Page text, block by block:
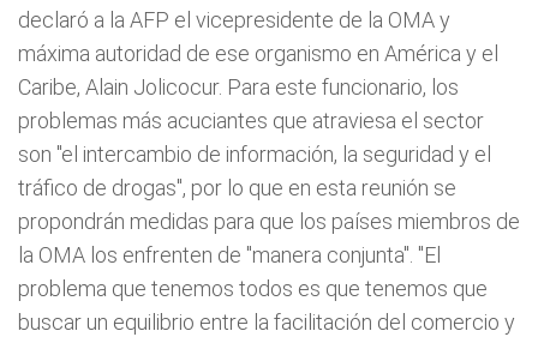
declaró a la AFP el vicepresidente de la OMA y
máxima autoridad de ese organismo en América y el
Caribe, Alain Jolicocur. Para este funcionario, los
problemas más acuciantes que atraviesa el sector
son "el intercambio de información, la seguridad y el
tráfico de drogas", por lo que en esta reunión se
propondrán medidas para que los países miembros de
la OMA los enfrenten de "manera conjunta". "El
problema que tenemos todos es que tenemos que
buscar un equilibrio entre la facilitación del comercio y